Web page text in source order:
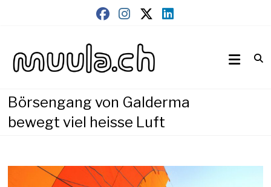
muula.ch
Börsengang von Galderma
bewegt viel heisse Luft